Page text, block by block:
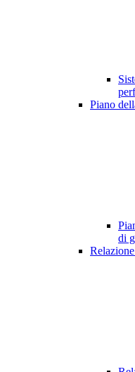
Piano
di